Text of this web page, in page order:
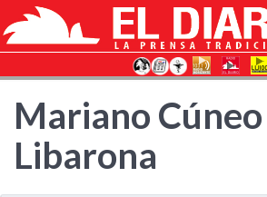
Mariano Cúneo
Libarona